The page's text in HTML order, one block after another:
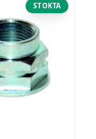
STOKTA